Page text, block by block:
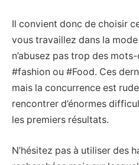
Il convient donc de choisir
vous travaillez dans la
n’abusez pas trop des
#fashion ou #Food. Ces
mais la concurrence est
rencontrer d’énormes
les premiers résultats.
N’hésitez pas à utiliser des